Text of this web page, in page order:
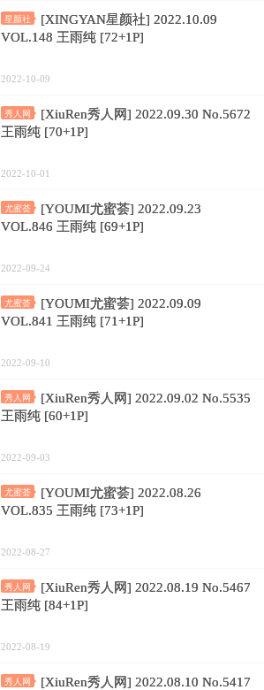
星颜社
[XINGYAN星颜社] 2022.10.09
VOL.148 王雨纯 [72+1P]
2022-10-09
秀人网
[XiuRen秀人网] 2022.09.30 No.5672
王雨纯 [70+1P]
2022-10-01
尤蜜荟
[YOUMI尤蜜荟] 2022.09.23
VOL.846 王雨纯 [69+1P]
2022-09-24
尤蜜荟
[YOUMI尤蜜荟] 2022.09.09
VOL.841 王雨纯 [71+1P]
2022-09-10
秀人网
[XiuRen秀人网] 2022.09.02 No.5535
王雨纯 [60+1P]
2022-09-03
尤蜜荟
[YOUMI尤蜜荟] 2022.08.26
VOL.835 王雨纯 [73+1P]
2022-08-27
秀人网
[XiuRen秀人网] 2022.08.19 No.5467
王雨纯 [84+1P]
2022-08-19
秀人网
[XiuRen秀人网] 2022.08.10 No.5417